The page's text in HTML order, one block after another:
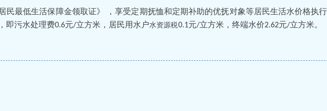
民最低生活保障金领取证》 ，享受定期抚恤和定期补助的优抚对象等居民生活水价格执行
即污水处理费0.6元/立方米，居民用水户水资源税0.1元/立方米，终端水价2.62元/立方米。